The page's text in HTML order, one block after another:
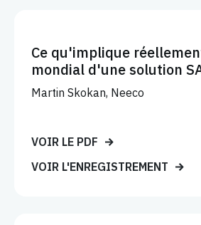
Ce qu'implique
mondial d'une solution
Martin Skokan, Neeco
VOIR LE PDF
VOIR L'ENREGISTREMENT